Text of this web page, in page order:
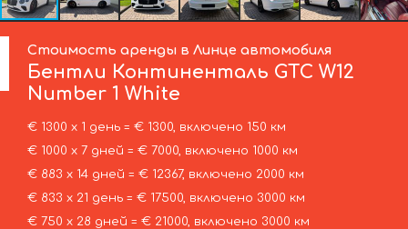
Стоимость аренды в Линце автомобиля
Бентли Континенталь GTC W12
Number 1 White
€ 1300 х 1 день = € 1300, включено 150 км
€ 1000 х 7 дней = € 7000, включено 1000 км
€ 883 х 14 дней = € 12367, включено 2000 км
€ 833 х 21 день = € 17500, включено 3000 км
€ 750 х 28 дней = € 21000, включено 3000 км